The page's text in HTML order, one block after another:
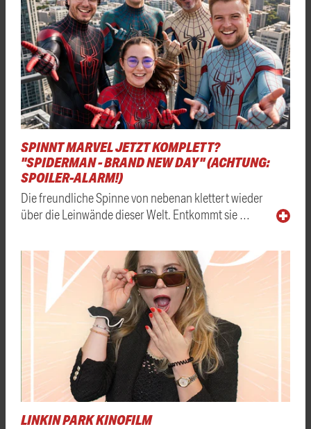
SPINNT MARVEL JETZT KOMPLETT?
"SPIDERMAN - BRAND NEW DAY" (ACHTUNG:
SPOILER-ALARM!)
Die freundliche Spinne von nebenan klettert wieder
über die Leinwände dieser Welt. Entkommt sie …
LINKIN PARK KINOFILM